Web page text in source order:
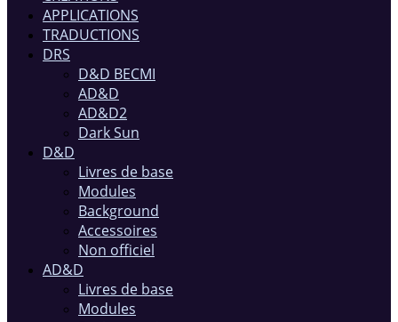
APPLICATIONS
TRADUCTIONS
DRS
D&D BECMI
AD&D
AD&D2
Dark Sun
D&D
Livres de base
Modules
Background
Accessoires
Non officiel
AD&D
Livres de base
Modules